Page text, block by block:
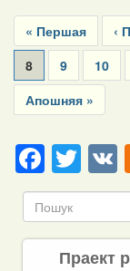
Pagination
First
page
« Першая ‹
Current
page
8 Page
9 Page
10
Last
page
Апошняя »
Праект